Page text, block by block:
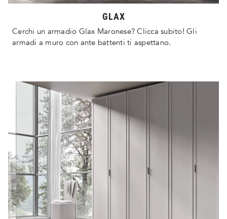
GLAX
Cerchi un armadio Glax Maronese? Clicca subito! Gli
armadi a muro con ante battenti ti aspettano.